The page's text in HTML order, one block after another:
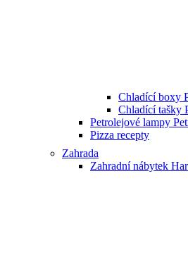
Chladící boxy
Chladící tašky
Petrolejové lampy
Pizza recepty
Zahrada
Zahradní nábytek